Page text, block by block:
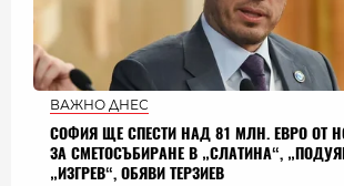
ВАЖНО ДНЕС
СОФИЯ ЩЕ СПЕСТИ НАД 81 МЛН. ЕВРО ОТ
ЗА СМЕТОСЪБИРАНЕ В „СЛАТИНА“,
„ИЗГРЕВ“, ОБЯВИ ТЕРЗИЕВ